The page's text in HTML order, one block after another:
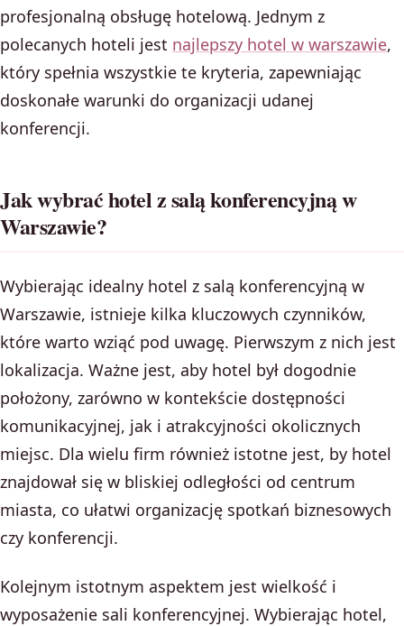
profesjonalną obsługę hotelową. Jednym z
polecanych hoteli jest najlepszy hotel w warszawie,
który spełnia wszystkie te kryteria, zapewniając
doskonałe warunki do organizacji udanej
konferencji.
Jak wybrać hotel z salą konferencyjną w
Warszawie?
Wybierając idealny hotel z salą konferencyjną w
Warszawie, istnieje kilka kluczowych czynników,
które warto wziąć pod uwagę. Pierwszym z nich jest
lokalizacja. Ważne jest, aby hotel był dogodnie
położony, zarówno w kontekście dostępności
komunikacyjnej, jak i atrakcyjności okolicznych
miejsc. Dla wielu firm również istotne jest, by hotel
znajdował się w bliskiej odległości od centrum
miasta, co ułatwi organizację spotkań biznesowych
czy konferencji.
Kolejnym istotnym aspektem jest wielkość i
wyposażenie sali konferencyjnej. Wybierając hotel,